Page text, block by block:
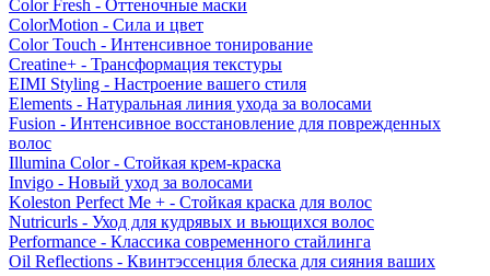
Color Fresh - Оттеночные маски
ColorMotion - Сила и цвет
Color Touch - Интенсивное тонирование
Creatine+ - Трансформация текстуры
EIMI Styling - Настроение вашего стиля
Elements - Натуральная линия ухода за волосами
Fusion - Интенсивное восстановление для поврежденных
волос
Illumina Color - Стойкая крем-краска
Invigo - Новый уход за волосами
Koleston Perfect Me + - Стойкая краска для волос
Nutricurls - Уход для кудрявых и вьющихся волос
Performance - Классика современного стайлинга
Oil Reflections - Квинтэссенция блеска для сияния ваших